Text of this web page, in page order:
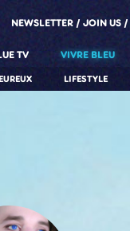
NEWSLETTER JOIN US
TV VIVRE BLEU
LIFESTYLE